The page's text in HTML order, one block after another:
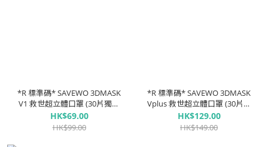
*R 標準碼* SAVEWO 3DMASK
V1 救世超立體口罩 (30片獨立
包裝/盒)
HK$69.00
HK$99.00
*R 標準碼* SAVEWO 3DMASK
Vplus 救世超立體口罩 (30片獨
立包裝/盒)
HK$129.00
HK$149.00